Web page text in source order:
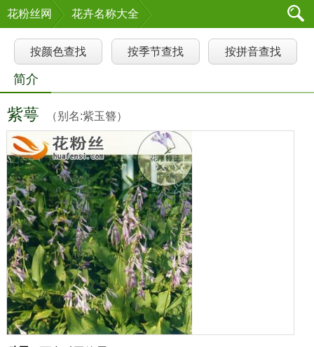
花粉丝网 花卉名称大全
按颜色查找 按季节查找 按拼音查找
简介
紫萼 （别名:紫玉簪）